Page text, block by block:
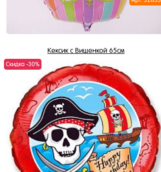
Кексик с Вишенкой 65см
750 ₽
525 ₽/ шт
В корзину
Купить в 1 клик
В избранное
В наличии
Скидка -30%